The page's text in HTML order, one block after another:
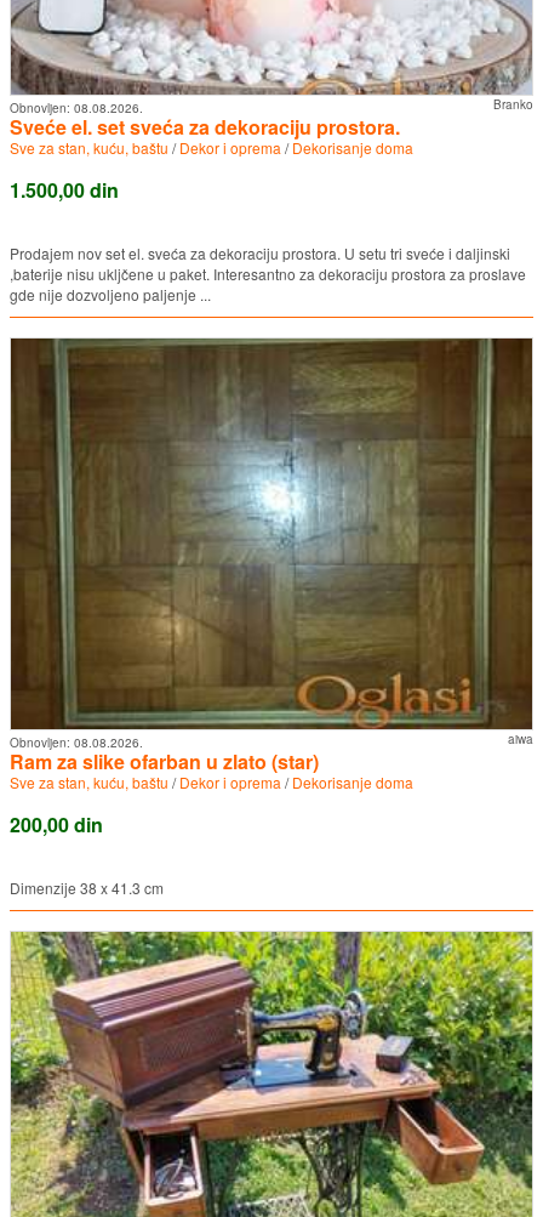
Branko
Obnovljen: 08.08.2026.
Sveće el. set sveća za dekoraciju prostora.
Sve za stan, kuću, baštu /Dekor i oprema /Dekorisanje doma
1.500,00 din
Prodajem nov set el. sveća za dekoraciju prostora. U setu tri sveće i daljinski
,baterije nisu ukljčene u paket. Interesantno za dekoraciju prostora za proslave
gde nije dozvoljeno paljenje ...
aiwa
Obnovljen: 08.08.2026.
Ram za slike ofarban u zlato (star)
Sve za stan, kuću, baštu /Dekor i oprema /Dekorisanje doma
200,00 din
Dimenzije 38 x 41.3 cm